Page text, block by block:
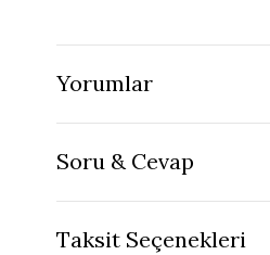
Yorumlar
Soru & Cevap
Taksit Seçenekleri